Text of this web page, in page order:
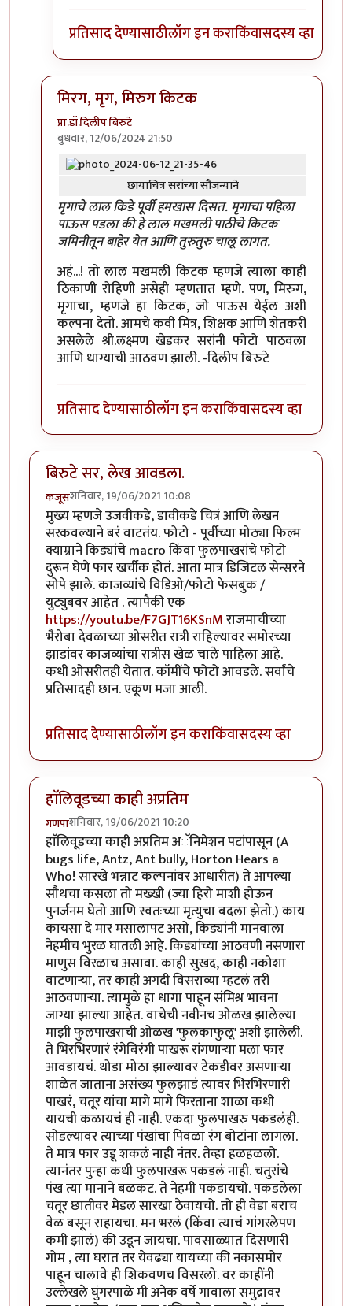
प्रतिसाद देण्यासाठीलॉग इन कराकिंवासदस्य व्हा
मिरग, मृग, मिरुग किटक
प्रा.डॉ.दिलीप बिरुटे
बुधवार, 12/06/2024 21:50
In reply to'किडे' आवडले. by प्रचेतस
छायाचित्र सरांच्या सौजन्याने
मृगाचे लाल किडे पूर्वी हमखास दिसत. मृगाचा पहिला
पाऊस पडला की हे लाल मखमली पाठीचे किटक
जमिनीतून बाहेर येत आणि तुरुतुरु चालू लागत.
अहं...! तो लाल मखमली किटक म्हणजे त्याला काही
ठिकाणी रोहिणी असेही म्हणतात म्हणे. पण, मिरुग,
मृगाचा, म्हणजे हा किटक, जो पाऊस येईल अशी
कल्पना देतो. आमचे कवी मित्र, शिक्षक आणि शेतकरी
असलेले श्री.लक्ष्मण खेडकर सरांनी फोटो पाठवला
आणि धाग्याची आठवण झाली. -दिलीप बिरुटे
प्रतिसाद देण्यासाठीलॉग इन कराकिंवासदस्य व्हा
बिरुटे सर, लेख आवडला.
कंजूसशनिवार, 19/06/2021 10:08
मुख्य म्हणजे उजवीकडे, डावीकडे चित्रं आणि लेखन
सरकवल्याने बरं वाटतंय. फोटो - पूर्वीच्या मोठ्या फिल्म
क्याम्राने किड्यांचे macro किंवा फुलपाखरांचे फोटो
दुरून घेणे फार खर्चीक होतं. आता मात्र डिजिटल सेन्सरने
सोपे झाले. काजव्यांचे विडिओ/फोटो फेसबुक /
युट्युबवर आहेत . त्यापैकी एक
https://youtu.be/F7GJT16KSnMराजमाचीच्या
भैरोबा देवळाच्या ओसरीत रात्री राहिल्यावर समोरच्या
झाडांवर काजव्यांचा रात्रीस खेळ चाले पाहिला आहे.
कधी ओसरीतही येतात. कॉमींचे फोटो आवडले. सर्वांचे
प्रतिसादही छान. एकूण मजा आली.
प्रतिसाद देण्यासाठीलॉग इन कराकिंवासदस्य व्हा
हाॅलिवूडच्या काही अप्रतिम
गणपाशनिवार, 19/06/2021 10:20
हाॅलिवूडच्या काही अप्रतिम अॅनिमेशन पटांपासून (A
bugs life, Antz, Ant bully, Horton Hears a
Who! सारखे भन्नाट कल्पनांवर आधारीत) ते आपल्या
साैथचा कसला तो मख्खी (ज्या हिरो माशी होऊन
पुनर्जनम घेतो आणि स्वतःच्या मृत्युचा बदला झेतो.) काय
कायसा दे मार मसालापट असो, किड्यांनी मानवाला
नेहमीच भुरळ घातली आहे. किड्यांच्या आठवणी नसणारा
माणुस विरळाच असावा. काही सुखद, काही नकोशा
वाटणाऱ्या, तर काही अगदी विसराव्या म्हटलं तरी
आठवणाऱ्या. त्यामुळे हा धागा पाहून संमिश्र भावना
जाग्या झाल्या आहेत. वाचेची नवीनच ओळख झालेल्या
माझी फुलपाखराची ओळख 'फुलकाफुलू' अशी झालेली.
ते भिरभिरणारं रंगेबिरंगी पाखरू रांगणाऱ्या मला फार
आवडायचं. थोडा मोठा झाल्यावर टेकडीवर असणाऱ्या
शाळेत जाताना असंख्य फुलझाडं त्यावर भिरभिरणारी
पाखरं, चतूर यांचा मागे मागे फिरताना शाळा कधी
यायची कळायचं ही नाही. एकदा फुलपाखरु पकडलंही.
सोडल्यावर त्याच्या पंखांचा पिवळा रंग बोटांना लागला.
ते मात्र फार उडू शकलं नाही नंतर. तेव्हा हळहळलो.
त्यानंतर पुन्हा कधी फुलपाखरू पकडलं नाही. चतुरांचे
पंख त्या मानाने बळकट. ते नेहमी पकडायचो. पकडलेला
चतूर छातीवर मेडल सारखा ठेवायचो. तो ही वेडा बराच
वेळ बसून राहायचा. मन भरलं (किंवा त्याचं गांगरलेपण
कमी झालं) की उडून जायचा. पावसाळ्यात दिसणारी
गोम , त्या घरात तर येवढ्या यायच्या की नकासमोर
पाहून चालावे ही शिकवणच विसरलो. वर काहींनी
उल्लेखले घुंगरपाळे मी अनेक वर्षे गावाला समुद्रावर